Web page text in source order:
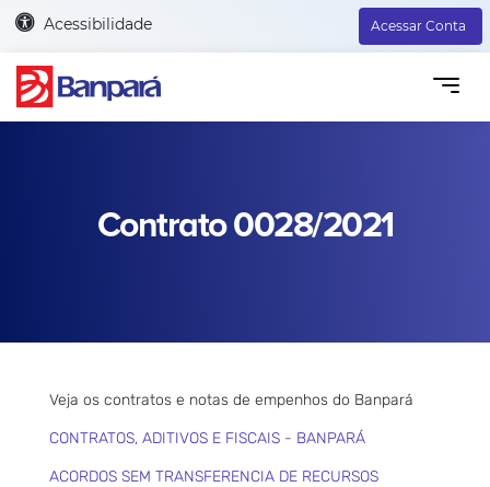
Acessibilidade Acessar Conta
Contrato 0028/2021
Veja os contratos e notas de empenhos do Banpará
CONTRATOS, ADITIVOS E FISCAIS - BANPARÁ
ACORDOS SEM TRANSFERENCIA DE RECURSOS